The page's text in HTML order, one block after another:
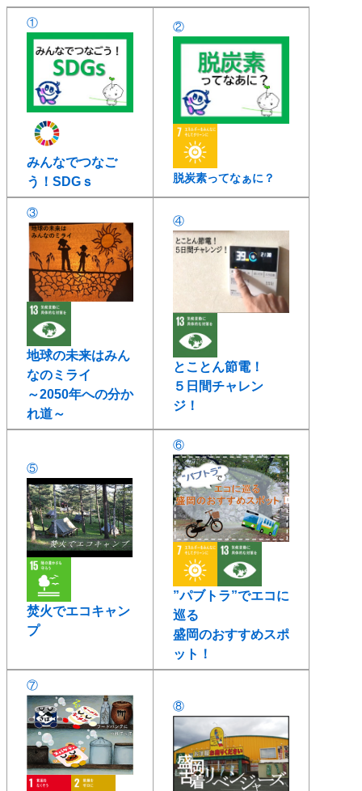
①
みんなでつなご
う！SDGｓ
②
脱炭素ってなぁに？
③
地球の未来はみん
なのミライ
～2050年への分か
れ道～
④
とことん節電！
５日間チャレン
ジ！
⑤
焚火でエコキャン
プ
⑥
”パブトラ”でエコに
巡る
盛岡のおすすめスポ
ット！
⑦
⑧